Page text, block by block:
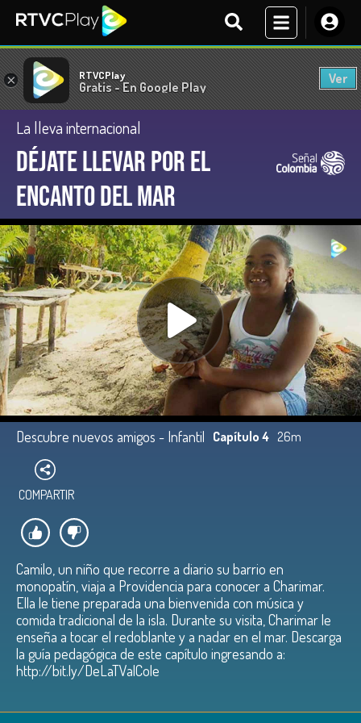
× RTVCPlay
Gratis - En Google Play
Ver
La lleva internacional
Déjate llevar por el
encanto del mar
Descubre nuevos amigos - Infantil Capítulo 4 26m
COMPARTIR
Camilo, un niño que recorre a diario su barrio en
monopatín, viaja a Providencia para conocer a Charimar.
Ella le tiene preparada una bienvenida con música y
comida tradicional de la isla. Durante su visita, Charimar le
enseña a tocar el redoblante y a nadar en el mar. Descarga
la guía pedagógica de este capítulo ingresando a:
http://bit.ly/DeLaTValCole